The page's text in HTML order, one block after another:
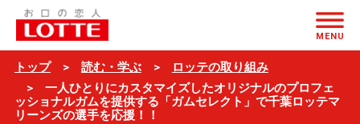
MENU
トップ 読む・学ぶ
ロッテの取り組み
一人ひとりにカスタマイズしたオリジナルのプロフェ
ッショナルガムを提供する「ガムセレクト」で千葉ロッテマ
リーンズの選手を応援！！